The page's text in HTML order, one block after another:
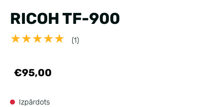
RICOH TF-900
★★★★★ (1)
€95,00
Izpārdots